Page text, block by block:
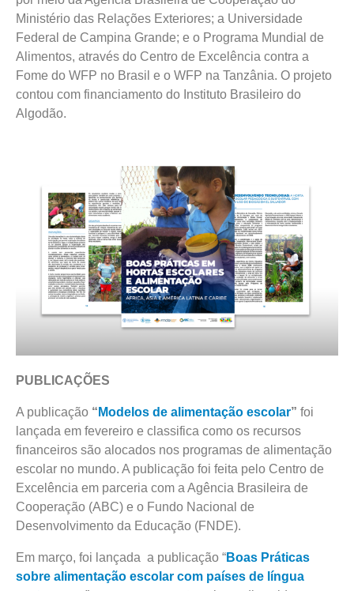
Ministério das Relações Exteriores; a Universidade
Federal de Campina Grande; e o Programa Mundial de
Alimentos, através do Centro de Excelência contra a
Fome do WFP no Brasil e o WFP na Tanzânia. O projeto
contou com financiamento do Instituto Brasileiro do
Algodão.
PUBLICAÇÕES
A publicação “ Modelos de alimentação escolar” foi
lançada em fevereiro e classifica como os recursos
financeiros são alocados nos programas de alimentação
escolar no mundo. A publicação foi feita pelo Centro de
Excelência em parceria com a Agência Brasileira de
Cooperação (ABC) e o Fundo Nacional de
Desenvolvimento da Educação (FNDE).
Em março, foi lançada a publicação “Boas Práticas
sobre alimentação escolar com países de língua